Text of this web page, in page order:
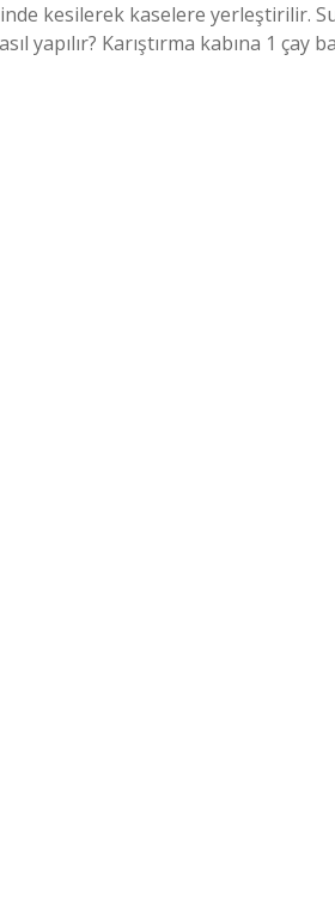
kesilerek kaselere yerleştirilir.
yapılır? Karıştırma kabına 1 çay